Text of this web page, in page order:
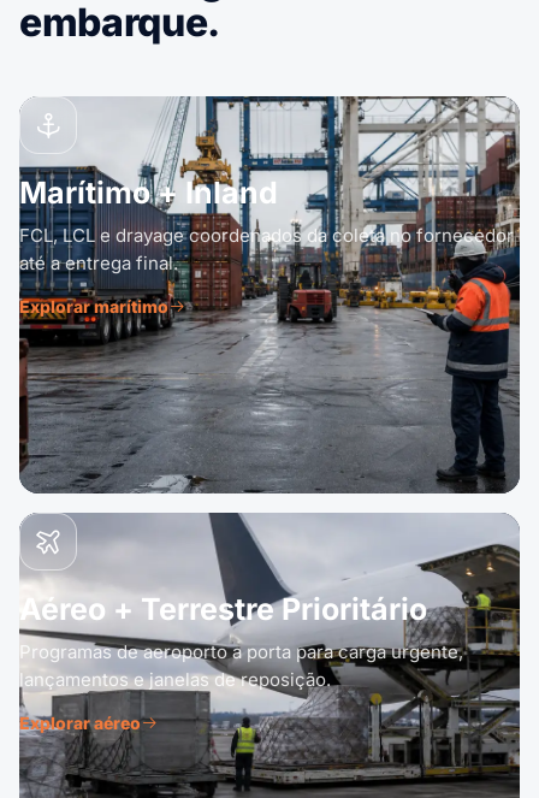
embarque.
Marítimo + Inland
FCL, LCL e drayage coordenados da coleta no fornecedor
até a entrega final.
Explorar marítimo
Aéreo + Terrestre Prioritário
Programas de aeroporto a porta para carga urgente,
lançamentos e janelas de reposição.
Explorar aéreo